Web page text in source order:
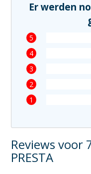
Er werden
5
4
3
2
1
Reviews voor
PRESTA